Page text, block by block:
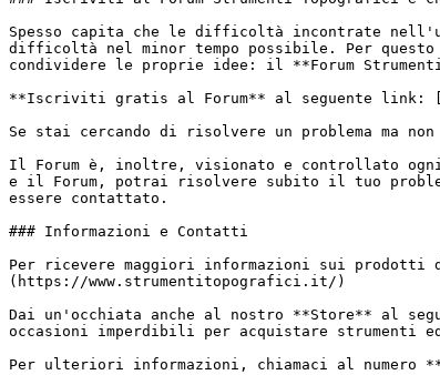
Spesso capita che le difficoltà incontrate
difficoltà nel minor tempo possibile. Per
condividere le proprie idee: il **Forum
**Iscriviti gratis al Forum** al seguente link:
Se stai cercando di risolvere un problema ma
Il Forum è, inoltre, visionato e controllato ogni
e il Forum, potrai risolvere subito il tuo
essere contattato.
### Informazioni e Contatti
Per ricevere maggiori informazioni sui
(https://www.strumentitopografici.it/)
Dai un'occhiata anche al nostro **Store** al
occasioni imperdibili per acquistare
Per ulteriori informazioni, chiamaci al numero